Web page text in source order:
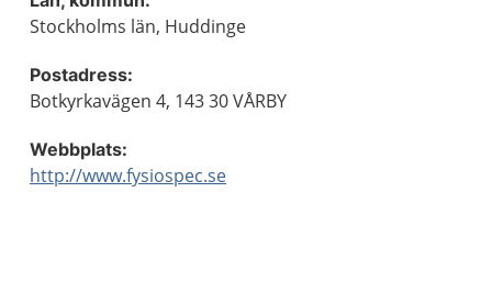
Stockholms län, Huddinge
Postadress:
Botkyrkavägen 4, 143 30 VÅRBY
Webbplats:
http://www.fysiospec.se